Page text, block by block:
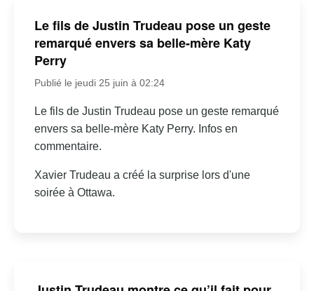
Le fils de Justin Trudeau pose un geste
remarqué envers sa belle-mère Katy
Perry
Publié le jeudi 25 juin à 02:24
Le fils de Justin Trudeau pose un geste remarqué
envers sa belle-mère Katy Perry. Infos en
commentaire.
Xavier Trudeau a créé la surprise lors d'une
soirée à Ottawa.